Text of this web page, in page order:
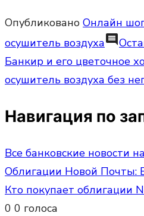
Опубликовано Онлайн
осушитель воздухаcomment
Банкир и его цветочное
осушитель воздуха без
Навигация по
Все банковские новости
Облигации Новой Почты:
Кто покупает облигации
0 0 голоса